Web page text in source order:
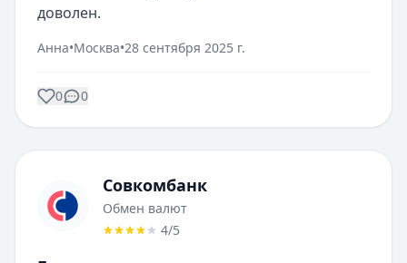
доволен.
Анна•Москва•28 сентября 2025 г.
0 0
Совкомбанк
Обмен валют
4/5